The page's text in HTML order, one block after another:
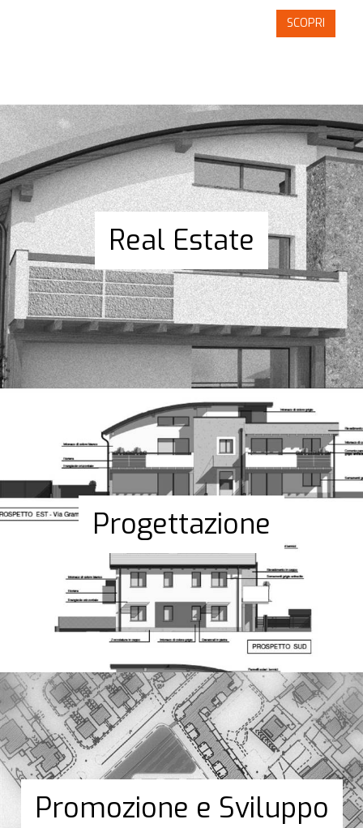
SCOPRI
Real Estate
Progettazione
Promozione e Sviluppo